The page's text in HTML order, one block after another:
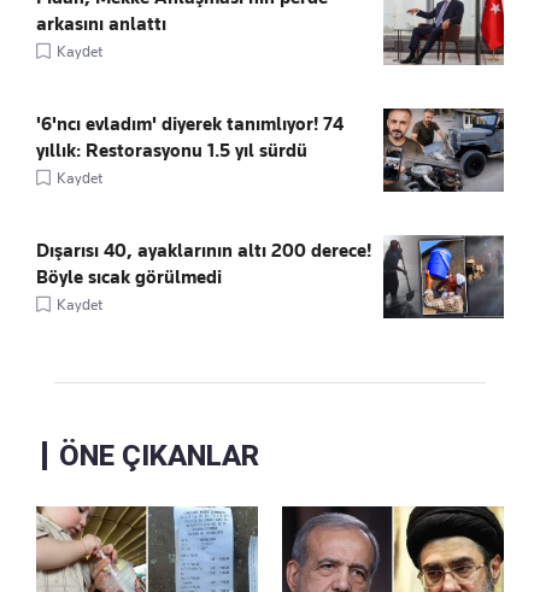
arkasını anlattı
Kaydet
'6'ncı evladım' diyerek tanımlıyor! 74
yıllık: Restorasyonu 1.5 yıl sürdü
Kaydet
Dışarısı 40, ayaklarının altı 200 derece!
Böyle sıcak görülmedi
Kaydet
ÖNE ÇIKANLAR